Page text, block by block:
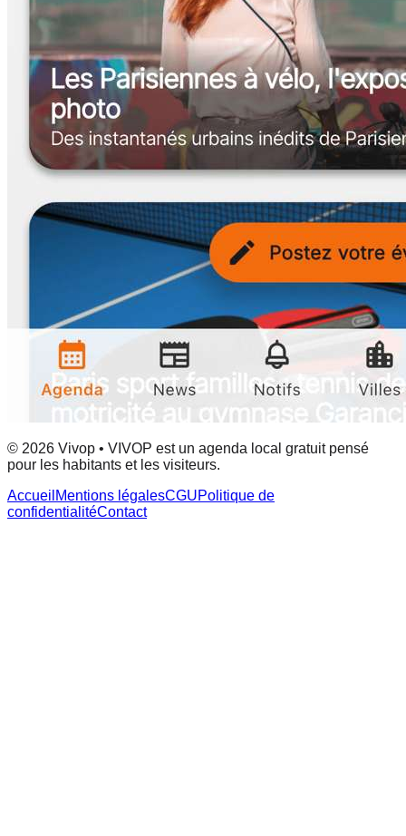
© 2026 Vivop • VIVOP est un agenda local gratuit pensé
pour les habitants et les visiteurs.
Accueil Mentions légalesCGUPolitique de
confidentialitéContact